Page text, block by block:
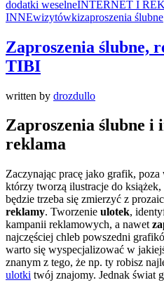
dodatki weselneINTERNET I
INNEwizytówkizaproszenia ślubne
Zaproszenia ślubne,
TIBI
written by drozdullo
Zaproszenia ślubne
reklama
Zaczynając pracę jako grafik,
którzy tworzą ilustracje do
będzie trzeba się zmierzyć z
reklamy. Tworzenie ulotek,
kampanii reklamowych, a nawet
najczęściej chleb powszedni
warto się wyspecjalizować w
znanym z tego, że np. ty robisz
ulotki twój znajomy. Jednak świat